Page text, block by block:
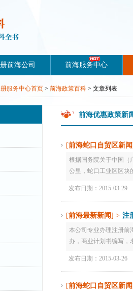
前海公司 前海服务中心
服务中心首页 > 前海政策百科 > 文章列表
前海优惠政策新
[前海蛇口自贸区新闻
根据国务院关于中国（
公里，蛇口工业区区块
发布日期：2015-03-29
[前海最新新闻] > 注
本公司专业办理注册前
办，商业计划书编写，
发布日期：2015-03-26
[前海蛇口自贸区新闻